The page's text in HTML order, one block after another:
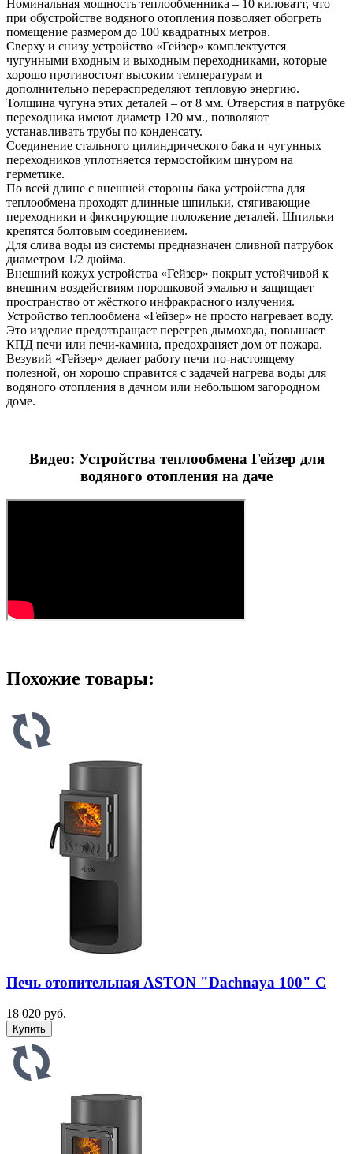
Номинальная мощность теплообменника – 10 киловатт, что
при обустройстве водяного отопления позволяет обогреть
помещение размером до 100 квадратных метров.
Сверху и снизу устройство «Гейзер» комплектуется
чугунными входным и выходным переходниками, которые
хорошо противостоят высоким температурам и
дополнительно перераспределяют тепловую энергию.
Толщина чугуна этих деталей – от 8 мм. Отверстия в патрубке
переходника имеют диаметр 120 мм., позволяют
устанавливать трубы по конденсату.
Соединение стального цилиндрического бака и чугунных
переходников уплотняется термостойким шнуром на
герметике.
По всей длине с внешней стороны бака устройства для
теплообмена проходят длинные шпильки, стягивающие
переходники и фиксирующие положение деталей. Шпильки
крепятся болтовым соединением.
Для слива воды из системы предназначен сливной патрубок
диаметром 1/2 дюйма.
Внешний кожух устройства «Гейзер» покрыт устойчивой к
внешним воздействиям порошковой эмалью и защищает
пространство от жёсткого инфракрасного излучения.
Устройство теплообмена «Гейзер» не просто нагревает воду.
Это изделие предотвращает перегрев дымохода, повышает
КПД печи или печи-камина, предохраняет дом от пожара.
Везувий «Гейзер» делает работу печи по-настоящему
полезной, он хорошо справится с задачей нагрева воды для
водяного отопления в дачном или небольшом загородном
доме.
Видео: Устройства теплообмена Гейзер для
водяного отопления на даче
Похожие товары:
Печь отопительная ASTON "Dachnaya 100" С
18 020 руб.